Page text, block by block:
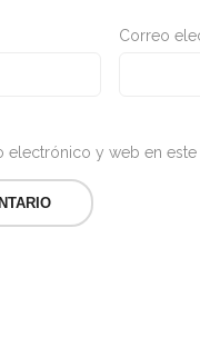
Correo
electrónico y web en